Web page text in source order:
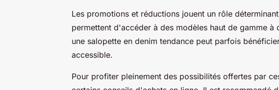
Les promotions et réductions jouent un rôle
permettent d'accéder à des modèles haut de gamme
une salopette en denim tendance peut parfois
accessible.
Pour profiter pleinement des possibilités offertes par